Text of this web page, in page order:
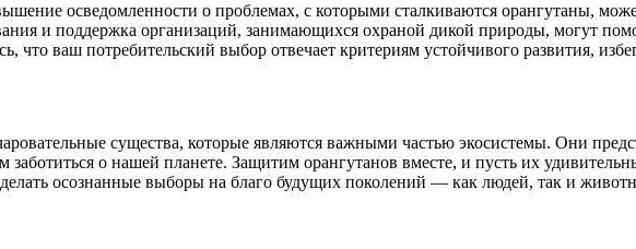
осведомленности о проблемах, с которыми сталкиваются орангутаны,
и поддержка организаций, занимающихся охраной дикой природы, могут
что ваш потребительский выбор отвечает критериям устойчивого развития,
существа, которые являются важными частью экосистемы. Они
заботиться о нашей планете. Защитим орангутанов вместе, и пусть их
осознанные выборы на благо будущих поколений — как людей, так и